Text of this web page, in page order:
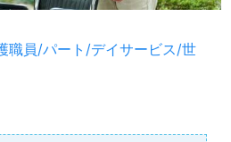
職員/パート/デイサービス/世